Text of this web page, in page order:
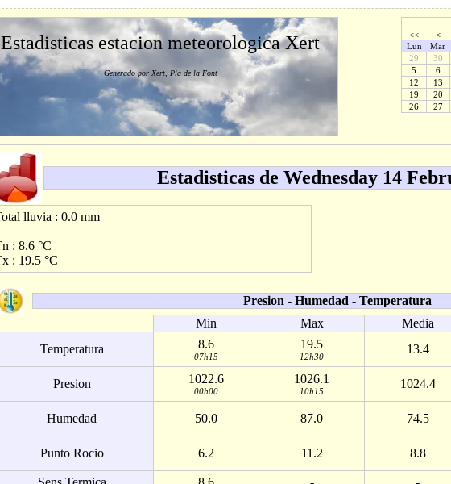
<<
<
Lun
Mar
29
30
5
6
12
13
19
20
26
27
Estadisticas estacion meteorologica Xert
Generado por Xert, Pla de la Font